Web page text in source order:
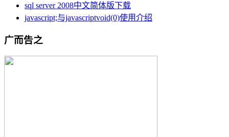
sql server 2008中文简体版下载
javascript;与javascriptvoid(0)使用介绍
广而告之